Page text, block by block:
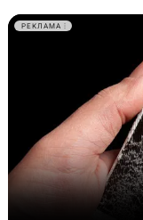
РЕКЛАМА